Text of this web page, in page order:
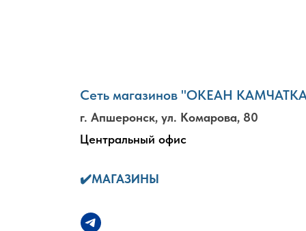
Сеть магазинов "ОКЕАН
г. Апшеронск, ул. Комарова, 80
Центральный офис
✔️МАГАЗИНЫ